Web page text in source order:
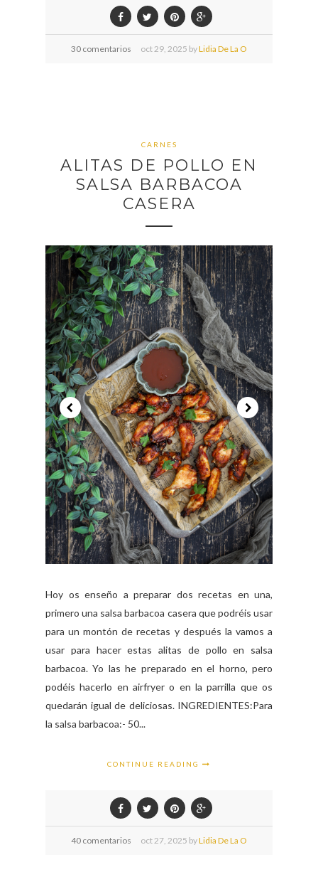
30 comentarios oct 29, 2025 byLidia De La O
CARNES
ALITAS DE POLLO EN
SALSA BARBACOA
CASERA
Hoy os enseño a preparar dos recetas en una,
primero una salsa barbacoa casera que podréis usar
para un montón de recetas y después la vamos a
usar para hacer estas alitas de pollo en salsa
barbacoa. Yo las he preparado en el horno, pero
podéis hacerlo en airfryer o en la parrilla que os
quedarán igual de deliciosas. INGREDIENTES:Para
la salsa barbacoa:- 50...
CONTINUE READING
40 comentarios oct 27, 2025 byLidia De La O